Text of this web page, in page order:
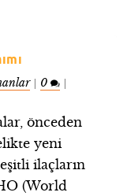
| 0 |
önceden
yeni
ilaçların
(World